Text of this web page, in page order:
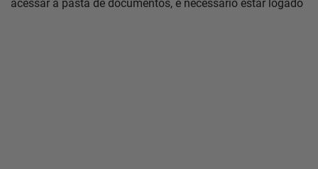
acessar a pasta de documentos, é necessário estar logado